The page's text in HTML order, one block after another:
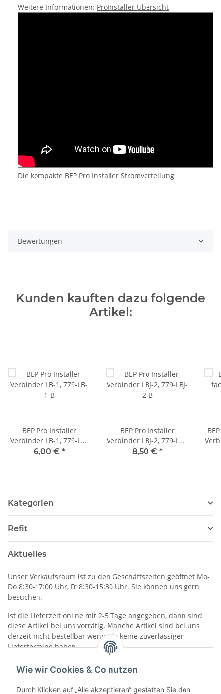
Wie wir Cookies & Co nutzen
Durch Klicken auf „Alle akzeptieren“ gestatten Sie den
Weitere Informationen: ProInstaller Übersicht
Die kompakte BEP Pro Installer Stromverteilung
Bewertungen
Kunden kauften dazu folgende
Artikel:
BEP Pro Installer
Verbinder LB-1, 779-LB-
1-B
6,00 € *
BEP Pro Installer
Verbinder LBJ-2, 779-LBJ-
2-B
8,50 € *
Kategorien
Refit
Aktuelles
Unser Verkaufsraum ist zu den Geschäftszeiten geöffnet Mo-
Do 8:30-17:00 Uhr, Fr 8:30-15:30 Uhr. Sie können uns gern
besuchen.
Ist die Lieferzeit online mit 2-5 Tage angegeben, dann sind
diese Artikel bei uns vorrätig. Manche Artikel sind bei uns
derzeit nicht bestellbar wenn wir keine zuverlässigen
Liefertermine haben.
Informationen